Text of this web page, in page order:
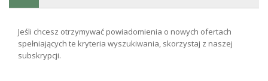
Jeśli chcesz otrzymywać powiadomienia o nowych ofertach
spełniających te kryteria wyszukiwania, skorzystaj z naszej
subskrypcji.